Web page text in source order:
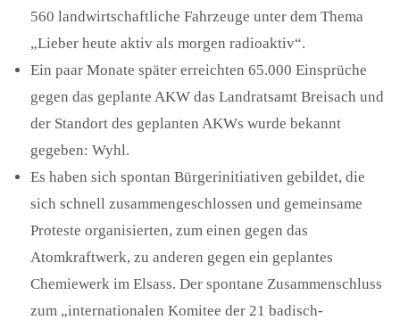
560 landwirtschaftliche Fahrzeuge unter dem Thema
„Lieber heute aktiv als morgen radioaktiv“.
Ein paar Monate später erreichten 65.000 Einsprüche
gegen das geplante AKW das Landratsamt Breisach und
der Standort des geplanten AKWs wurde bekannt
gegeben: Wyhl.
Es haben sich spontan Bürgerinitiativen gebildet, die
sich schnell zusammengeschlossen und gemeinsame
Proteste organisierten, zum einen gegen das
Atomkraftwerk, zu anderen gegen ein geplantes
Chemiewerk im Elsass. Der spontane Zusammenschluss
zum „internationalen Komitee der 21 badisch-